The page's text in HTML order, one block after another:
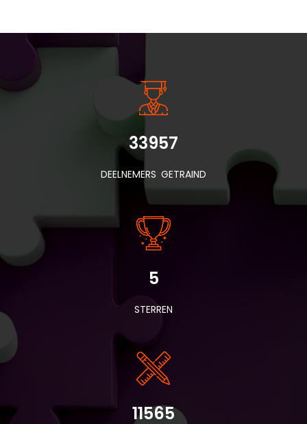
INSIDE INFORMATIE
33957
DEELNEMERS GETRAIND
5
STERREN
11565